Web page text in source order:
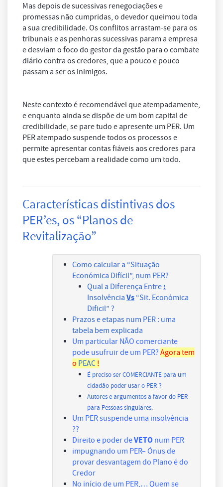
Mas depois de sucessivas renegociações e
promessas não cumpridas, o devedor queimou toda
a sua credibilidade. Os conflitos arrastam-se para os
tribunais e as penhoras sucessivas param a empresa
e desviam o foco do gestor da gestão para o combate
diário contra os credores, que a pouco e pouco
passam a ser os inimigos.
Neste contexto é recomendável que atempadamente,
e enquanto ainda se dispõe de um bom capital de
credibilidade, se pare tudo e apresente um PER. Um
PER atempado suspende todos os processos e
permite apresentar contas fiáveis aos credores para
que estes percebam a realidade como um todo.
Características distintivas dos
PER’es, os “Planos de
Revitalização”
Como calcular a “Situação
Económica Difícil”, num PER?
Qual a Diferença Entre :
Insolvência Vs “Sit. Económica
Dificil” ?
Prazos e etapas num PER : uma
tabela bem explicada
Um particular NÃO comerciante
pode usufruir de um PER? Agora tem
o PEAC !
É preciso ser COMERCIANTE para um
cidadão poder usar o PER ?
Autores e argumentos a favor do PER
para Pessoas singulares.
Um PER suspende uma insolvência
??
Direito e poder deVETO num PER
impugnando um PER– Ónus de
provar desvantagem do Plano é do
Credor
No início de um PER,… Quem se